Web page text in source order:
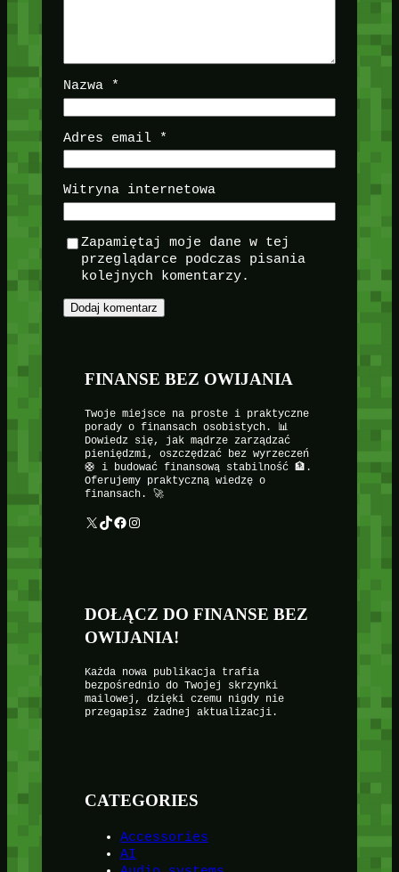
Nazwa *
Adres email *
Witryna internetowa
Zapamiętaj moje dane w tej
przeglądarce podczas pisania
kolejnych komentarzy.
FINANSE BEZ OWIJANIA
Twoje miejsce na proste i praktyczne
porady o finansach osobistych. 📊
Dowiedz się, jak mądrze zarządzać
pieniędzmi, oszczędzać bez wyrzeczeń
🛟 i budować finansową stabilność 🏦.
Oferujemy praktyczną wiedzę o
finansach. 🚀
X TikTok Facebook Instagram
DOŁĄCZ DO FINANSE BEZ
OWIJANIA!
Każda nowa publikacja trafia
bezpośrednio do Twojej skrzynki
mailowej, dzięki czemu nigdy nie
przegapisz żadnej aktualizacji.
CATEGORIES
Accessories
AI